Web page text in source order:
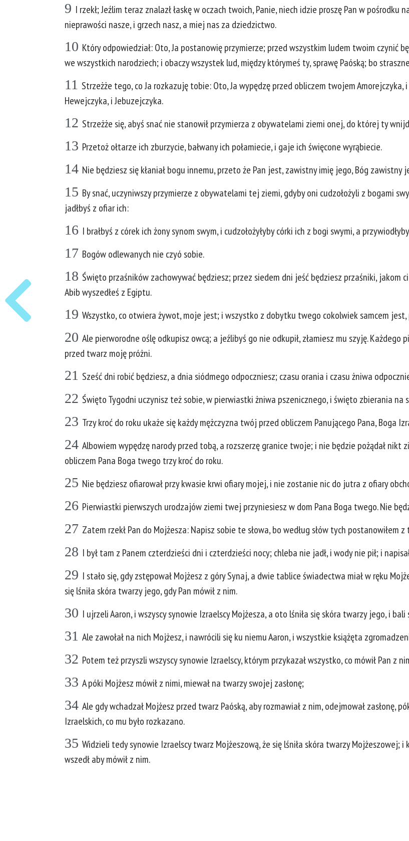
9 I rzekł; Jeźlim teraz znalazł łaskę w oczach twoich, Panie, niech idzie proszę Pan w
nieprawości nasze, i grzech nasz, a miej nas za dziedzictwo.
10 Który odpowiedział: Oto, Ja postanowię przymierze; przed wszystkim ludem twoim czynić
we wszystkich narodziech; i obaczy wszystek lud, między którymeś ty, sprawę Paóską; bo
11 Strzeżże tego, co Ja rozkazuję tobie: Oto, Ja wypędzę przed obliczem twojem
Hewejczyka, i Jebuzejczyka.
12 Strzeżże się, abyś snać nie stanowił przymierza z obywatelami ziemi onej, do której ty
13 Przetoż ołtarze ich zburzycie, bałwany ich połamiecie, i gaje ich święcone wyrąbiecie.
14 Nie będziesz się kłaniał bogu innemu, przeto że Pan jest, zawistny imię jego, Bóg zawistny
15 By snać, uczyniwszy przymierze z obywatelami tej ziemi, gdyby oni cudzołożyli z bogami
jadłbyś z ofiar ich:
16 I brałbyś z córek ich żony synom swym, i cudzołożyłyby córki ich z bogi swymi, a
17 Bogów odlewanych nie czyó sobie.
18 Święto przaśników zachowywać będziesz; przez siedem dni jeść będziesz przaśniki, jakom
Abib wyszedłeś z Egiptu.
19 Wszystko, co otwiera żywot, moje jest; i wszystko z dobytku twego cokolwiek samcem jest,
20 Ale pierworodne oślę odkupisz owcą; a jeźlibyś go nie odkupił, złamiesz mu szyję.
przed twarz moję próżni.
21 Sześć dni robić będziesz, a dnia siódmego odpoczniesz; czasu orania i czasu żniwa
22 Święto Tygodni uczynisz też sobie, w pierwiastki żniwa pszenicznego, i święto zbierania na
23 Trzy kroć do roku ukaże się każdy mężczyzna twój przed obliczem Panującego Pana, Boga
24 Albowiem wypędzę narody przed tobą, a rozszerzę granice twoje; i nie będzie pożądał nikt
obliczem Pana Boga twego trzy kroć do roku.
25 Nie będziesz ofiarował przy kwasie krwi ofiary mojej, i nie zostanie nic do jutra z ofiary
26 Pierwiastki pierwszych urodzajów ziemi twej przyniesiesz w dom Pana Boga twego. Nie
27 Zatem rzekł Pan do Mojżesza: Napisz sobie te słowa, bo według słów tych postanowiłem
28 I był tam z Panem czterdzieści dni i czterdzieści nocy; chleba nie jadł, i wody nie pił; i
29 I stało się, gdy zstępował Mojżesz z góry Synaj, a dwie tablice świadectwa miał w ręku
się lśniła skóra twarzy jego, gdy Pan mówił z nim.
30 I ujrzeli Aaron, i wszyscy synowie Izraelscy Mojżesza, a oto lśniła się skóra twarzy jego, i
31 Ale zawołał na nich Mojżesz, i nawrócili się ku niemu Aaron, i wszystkie książęta
32 Potem też przyszli wszyscy synowie Izraelscy, którym przykazał wszystko, co mówił Pan z
33 A póki Mojżesz mówił z nimi, miewał na twarzy swojej zasłonę;
34 Ale gdy wchadzał Mojżesz przed twarz Paóską, aby rozmawiał z nim, odejmował zasłonę,
Izraelskich, co mu było rozkazano.
35 Widzieli tedy synowie Izraelscy twarz Mojżeszową, że się lśniła skóra twarzy Mojżeszowej; i
wszedł aby mówił z nim.